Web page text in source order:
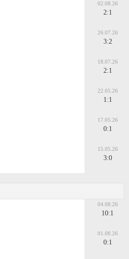
02.08.26
2:1
26.07.26
3:2
18.07.26
2:1
22.05.26
1:1
17.05.26
0:1
15.05.26
3:0
04.08.26
10:1
01.08.26
0:1